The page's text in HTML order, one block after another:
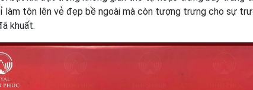
làm tôn lên vẻ đẹp bề ngoài mà còn tượng trưng cho sự
khuất.